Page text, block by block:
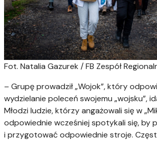
Fot. Natalia Gazurek / FB Zespół
– Grupę prowadził „Wojok”, który
wydzielanie poleceń swojemu „wojsku”,
Młodzi ludzie, którzy angażowali się w
odpowiednie wcześniej spotykali się, by
i przygotować odpowiednie stroje.